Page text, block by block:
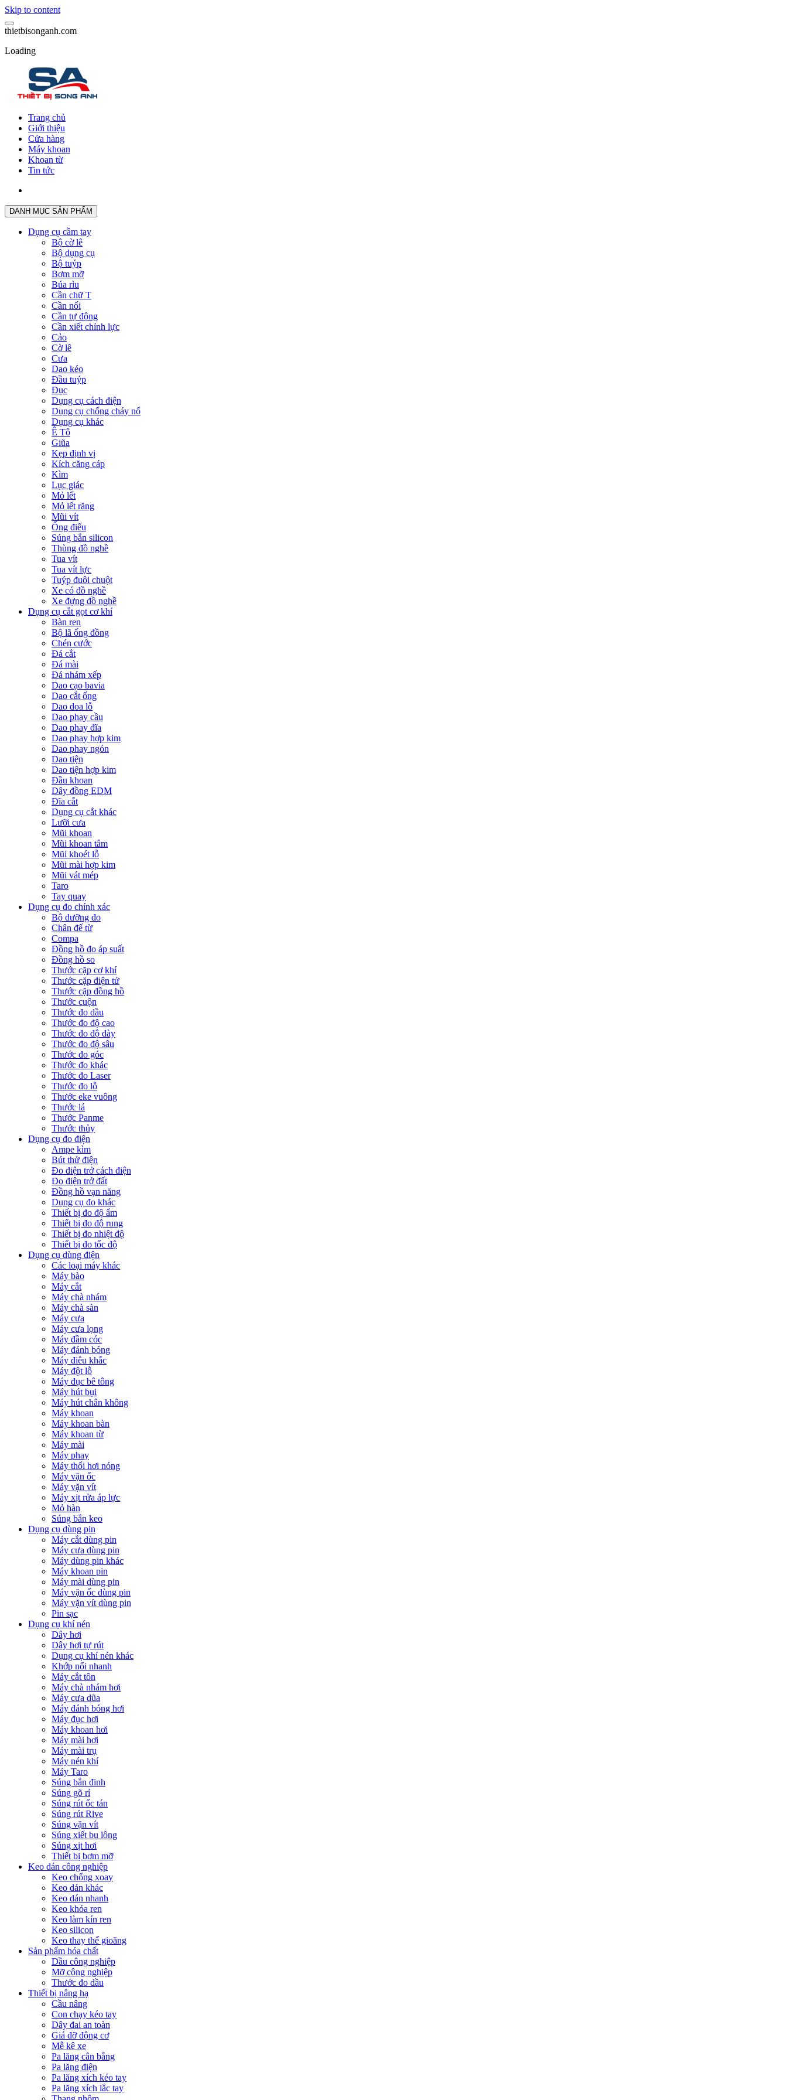
Skip to content
thietbisonganh.com
Loading
Trang chủ
Giới thiệu
Cửa hàng
Máy khoan
Khoan từ
Tin tức
DANH MỤC SẢN PHẨM
Dụng cụ cầm tay
Bộ cờ lê
Bộ dụng cụ
Bộ tuýp
Bơm mỡ
Búa rìu
Cần chữ T
Cần nối
Cần tự động
Cần xiết chỉnh lực
Cảo
Cờ lê
Cưa
Dao kéo
Đầu tuýp
Đục
Dụng cụ cách điện
Dụng cụ chống cháy nổ
Dụng cụ khác
Ê Tô
Giũa
Kẹp định vị
Kích căng cáp
Kìm
Lục giác
Mỏ lết
Mỏ lết răng
Mũi vít
Ống điếu
Súng bắn silicon
Thùng đồ nghề
Tua vít
Tua vít lực
Tuýp đuôi chuột
Xe có đồ nghề
Xe đựng đồ nghề
Dụng cụ cắt gọt cơ khí
Bàn ren
Bộ lã ống đồng
Chén cước
Đá cắt
Đá mài
Đá nhám xếp
Dao cạo bavia
Dao cắt ống
Dao doa lỗ
Dao phay cầu
Dao phay đĩa
Dao phay hợp kim
Dao phay ngón
Dao tiện
Dao tiện hợp kim
Đầu khoan
Dây đồng EDM
Đĩa cắt
Dụng cụ cắt khác
Lưỡi cưa
Mũi khoan
Mũi khoan tâm
Mũi khoét lỗ
Mũi mài hợp kim
Mũi vát mép
Taro
Tay quay
Dụng cụ đo chính xác
Bộ dưỡng đo
Chân đế từ
Compa
Đồng hồ đo áp suất
Đồng hồ so
Thước cặp cơ khí
Thước cặp điện tử
Thước cặp đồng hồ
Thước cuộn
Thước đo dầu
Thước đo độ cao
Thước đo độ dày
Thước đo độ sâu
Thước đo góc
Thước đo khác
Thước đo Laser
Thước đo lỗ
Thước eke vuông
Thước lá
Thước Panme
Thước thủy
Dụng cụ đo điện
Ampe kìm
Bút thử điện
Đo điện trở cách điện
Đo điện trở đất
Đồng hồ vạn năng
Dụng cụ đo khác
Thiết bị đo độ ẩm
Thiết bị đo độ rung
Thiết bị đo nhiệt độ
Thiết bị đo tốc độ
Dụng cụ dùng điện
Các loại máy khác
Máy bào
Máy cắt
Máy chà nhám
Máy chà sàn
Máy cưa
Máy cưa lọng
Máy đầm cóc
Máy đánh bóng
Máy điêu khắc
Máy đột lỗ
Máy đục bê tông
Máy hút bụi
Máy hút chân không
Máy khoan
Máy khoan bàn
Máy khoan từ
Máy mài
Máy phay
Máy thổi hơi nóng
Máy vặn ốc
Máy vặn vít
Máy xịt rửa áp lực
Mỏ hàn
Súng bắn keo
Dụng cụ dùng pin
Máy cắt dùng pin
Máy cưa dùng pin
Máy dùng pin khác
Máy khoan pin
Máy mài dùng pin
Máy vặn ốc dùng pin
Máy vặn vít dùng pin
Pin sạc
Dụng cụ khí nén
Dây hơi
Dây hơi tự rút
Dụng cụ khí nén khác
Khớp nối nhanh
Máy cắt tôn
Máy chà nhám hơi
Máy cưa dũa
Máy đánh bóng hơi
Máy đục hơi
Máy khoan hơi
Máy mài hơi
Máy mài trụ
Máy nén khí
Máy Taro
Súng bắn đinh
Súng gõ rỉ
Súng rút ốc tán
Súng rút Rive
Súng vặn vít
Súng xiết bu lông
Súng xịt hơi
Thiết bị bơm mỡ
Keo dán công nghiệp
Keo chống xoay
Keo dán khác
Keo dán nhanh
Keo khóa ren
Keo làm kín ren
Keo silicon
Keo thay thế gioăng
Sản phẩm hóa chất
Dầu công nghiệp
Mỡ công nghiệp
Thước đo dầu
Thiết bị nâng hạ
Cầu nâng
Con chạy kéo tay
Dây đai an toàn
Giá đỡ động cơ
Mễ kê xe
Pa lăng cân bằng
Pa lăng điện
Pa lăng xích kéo tay
Pa lăng xích lắc tay